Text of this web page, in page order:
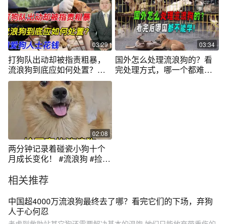
03:29
打狗队出动却被指责粗暴，
流浪狗到底应如何处置？请
爱狗人士花钱
03:34
国外怎么处理流浪狗的？看
完处理方式，哪一个都难效
02:08
两分钟记录着碰瓷小狗十个
月成长变化！ #流浪狗 #捡狗
相关推荐
中国超4000万流浪狗最终去了哪？看完它们的下场，弃狗
人于心何忍